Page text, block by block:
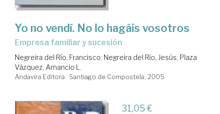
Yo no vendí. No lo hagáis vosotros
empresa familiar y sucesión
Negreira del Río, Francisco; Negreira del Río, Jesús; Plaza
Vázquez, Amancio L.
Andavira Editora . Santiago de Compostela, 2005
31,05 €